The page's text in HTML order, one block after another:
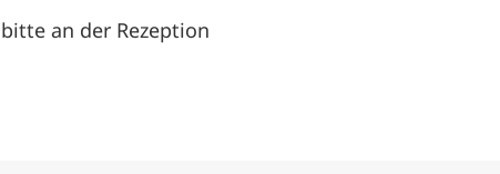
an der Rezeption